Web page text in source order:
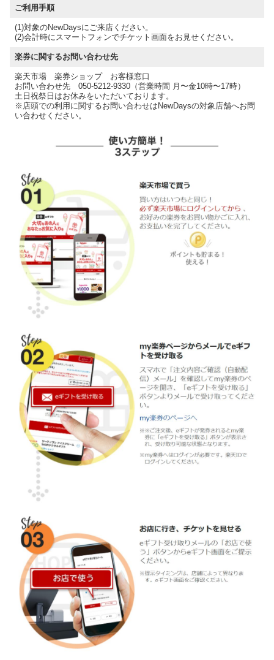
ご利用手順
(1)対象のNewDaysにご来店ください。
(2)会計時にスマートフォンでチケット画面をお見せください。
楽券に関するお問い合わせ先
楽天市場 楽券ショップ お客様窓口
お問い合わせ先 050-5212-9330（営業時間 月〜金10時〜17時）
土日祝祭日はお休みをいただいております。
※店頭での利用に関するお問い合わせはNewDaysの対象店舗へお問
い合わせください。